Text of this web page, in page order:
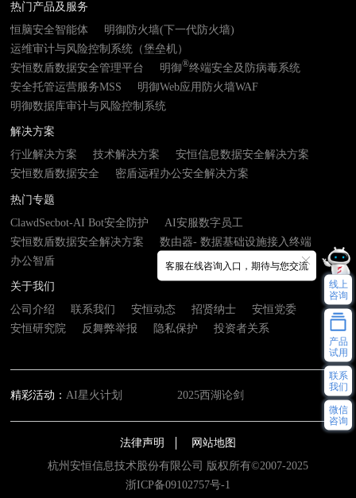
热门产品及服务
恒脑安全智能体
明御防火墙(下一代防火墙)
运维审计与风险控制系统（堡垒机）
安恒数盾数据安全管理平台
明御®终端安全及防病毒系统
安全托管运营服务MSS
明御Web应用防火墙WAF
明御数据库审计与风险控制系统
解决方案
行业解决方案
技术解决方案
安恒信息数据安全解决方案
安恒数盾数据安全
密盾远程办公安全解决方案
热门专题
ClawdSecbot-AI Bot安全防护
AI安服数字员工
安恒数盾数据安全解决方案
数由器- 数据基础设施接入终端
办公智盾
关于我们
公司介绍
联系我们 安恒动态 招贤纳士
安恒党委
安恒研究院
反舞弊举报 隐私保护 投资者关系
精彩活动： AI星火计划 2025西湖论剑
法律声明
网站地图
杭州安恒信息技术股份有限公司 版权所有©2007-2025
浙ICP备09102757号-1
客服在线咨询入口，期待与您交流
线上
咨询
产品
试用
联系
我们
微信
咨询